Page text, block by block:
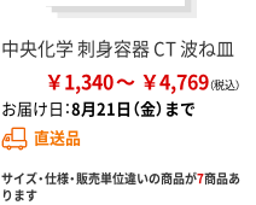
中央化学 刺身容器 CT 波ね皿
￥1,340 ￥4,769
お届け日：8月21日（金）まで
直送品
サイズ・仕様・販売単位違いの商品が7商品あ
ります